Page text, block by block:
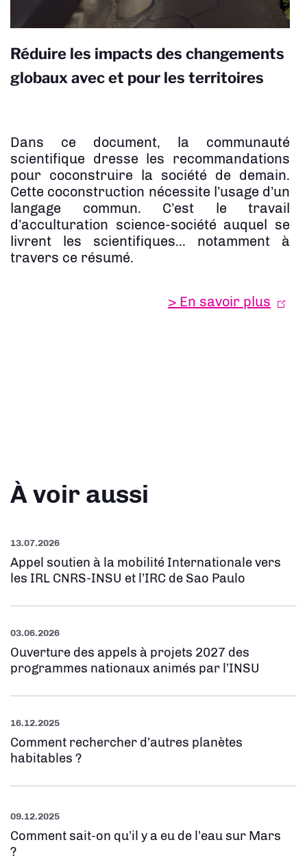
Réduire les impacts des changements
globaux avec et pour les territoires
Dans ce document, la communauté
scientifique dresse les recommandations
pour coconstruire la société de demain.
Cette coconstruction nécessite l’usage d’un
langage commun. C’est le travail
d’acculturation science-société auquel se
livrent les scientifiques... notamment à
travers ce résumé.
> En savoir plus
À voir aussi
13.07.2026
Appel soutien à la mobilité Internationale vers
les IRL CNRS-INSU et l’IRC de Sao Paulo
03.06.2026
Ouverture des appels à projets 2027 des
programmes nationaux animés par l’INSU
16.12.2025
Comment rechercher d’autres planètes
habitables ?
09.12.2025
Comment sait-on qu’il y a eu de l’eau sur Mars
?